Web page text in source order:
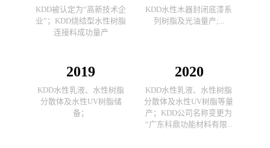
2020
KDD水性乳液、水性树脂
分散体及水性UV树脂等量
产；KDD公司名称变更为
“广东科鼎功能材料有限...
2019
KDD水性乳液、水性树脂
分散体及水性UV树脂储
备；
KDD水性木器封闭底漆系
列树脂及光油量产;...
KDD被认定为“高新技术企
业”；KDD烧结型水性树脂
连接料成功量产